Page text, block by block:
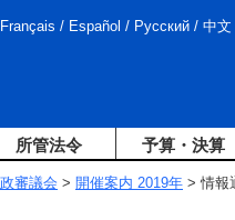
Français / Español / Русский / 中文
所管法令 予算・決算
審議会 > 開催案内 2019年 > 情報